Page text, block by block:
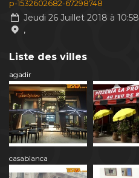
p-1532602682-67298748
Jeudi 26 Juillet 2018 à 10:58
,
Liste des villes
agadir
casablanca